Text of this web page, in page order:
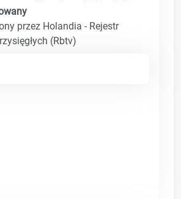
przez Holandia - Rejestr
(Rbtv)